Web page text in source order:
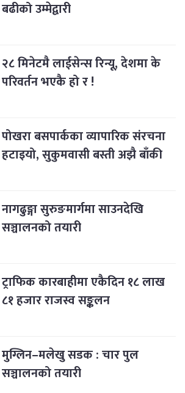
बढीको उम्मेद्वारी
२८ मिनेटमै लाईसेन्स रिन्यू, देशमा के
परिवर्तन भएकै हो र !
पोखरा बसपार्कका व्यापारिक संरचना
हटाइयो, सुकुमवासी बस्ती अझै बाँकी
नागढुङ्गा सुरुङमार्गमा साउनदेखि
सञ्चालनको तयारी
ट्राफिक कारबाहीमा एकैदिन १८ लाख
८१ हजार राजस्व सङ्कलन
मुग्लिन–मलेखु सडक : चार पुल
सञ्चालनको तयारी